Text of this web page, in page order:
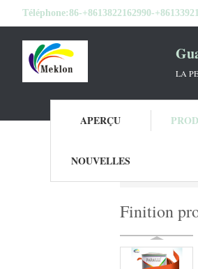
Téléphone:86-+8613822162990-
LA
APERÇU
NOUVELLES
Finition